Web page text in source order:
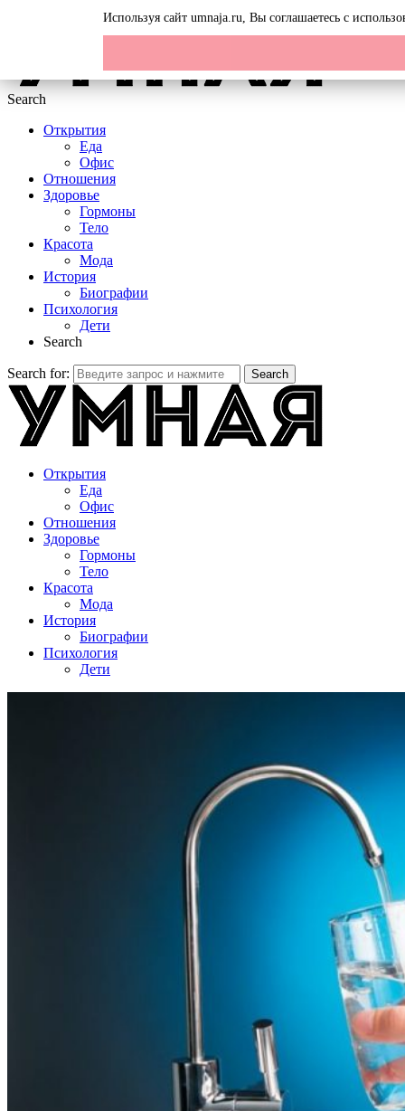
Search
Открытия
Еда
Офис
Отношения
Здоровье
Гормоны
Тело
Красота
Мода
История
Биографии
Психология
Дети
Search
Search for: Search
Открытия
Еда
Офис
Отношения
Здоровье
Гормоны
Тело
Красота
Мода
История
Биографии
Психология
Дети
Используя сайт umnaja.ru, Вы соглашаетесь с